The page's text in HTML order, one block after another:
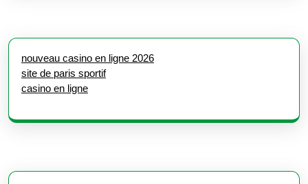
nouveau casino en ligne 2026
site de paris sportif
casino en ligne